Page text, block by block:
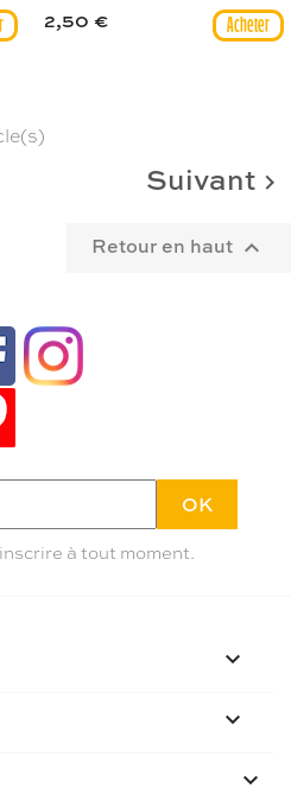
2,50 €
Suivant 
Retour en haut 
bons plans
Poppy
mois
à tout moment.


